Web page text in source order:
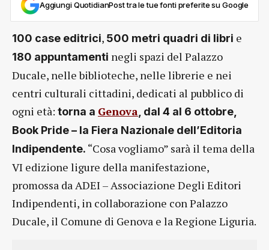
Aggiungi QuotidianPost tra le tue fonti preferite su Google
100 case editrici, 500 metri quadri di libri e
180 appuntamenti negli spazi del Palazzo
Ducale, nelle biblioteche, nelle librerie e nei
centri culturali cittadini, dedicati al pubblico di
ogni età: torna a Genova , dal 4 al 6 ottobre,
Book Pride – la Fiera Nazionale dell’Editoria
Indipendente. “Cosa vogliamo” sarà il tema della
VI edizione ligure della manifestazione,
promossa da ADEI – Associazione Degli Editori
Indipendenti, in collaborazione con Palazzo
Ducale, il Comune di Genova e la Regione Liguria.